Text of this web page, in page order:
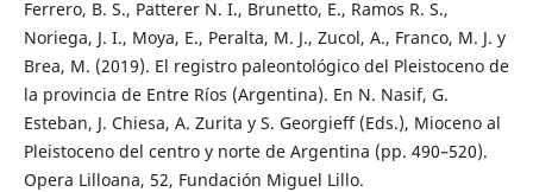
Ferrero, B. S., Patterer N. I., Brunetto, E., Ramos R. S.,
Noriega, J. I., Moya, E., Peralta, M. J., Zucol, A., Franco, M. J. y
Brea, M. (2019). El registro paleontológico del Pleistoceno de
la provincia de Entre Ríos (Argentina). En N. Nasif, G.
Esteban, J. Chiesa, A. Zurita y S. Georgieff (Eds.), Mioceno al
Pleistoceno del centro y norte de Argentina (pp. 490–520).
Opera Lilloana, 52, Fundación Miguel Lillo.